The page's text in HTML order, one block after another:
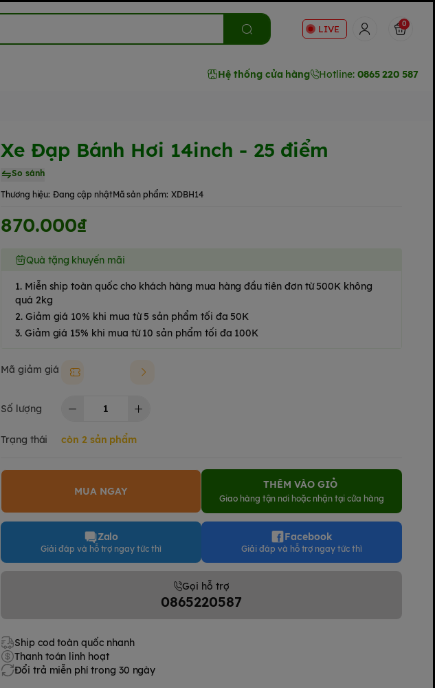
LIVE 0
Hệ thống cửa hàng Hotline: 0865 220 587
Xe Đạp Bánh Hơi 14inch - 25 điểm
So sánh
Thương hiệu: Đang cập nhậtMã sản phẩm: XDBH14
870.000₫
Quà tặng khuyến mãi
1. Miễn ship toàn quốc cho khách hàng mua hàng đầu tiên đơn từ 500K không
quá 2kg
2. Giảm giá 10% khi mua từ 5 sản phẩm tối đa 50K
3. Giảm giá 15% khi mua từ 10 sản phẩm tối đa 100K
Mã giảm giá Moki50k
Số lượng
Trạng thái còn 2 sản phẩm
MUA NGAY
THÊM VÀO GIỎ
Giao hàng tận nơi hoặc nhận tại cửa hàng
Zalo
Giải đáp và hỗ trợ ngay tức thì
Facebook
Giải đáp và hỗ trợ ngay tức thì
Gọi hỗ trợ
0865220587
Ship cod toàn quốc nhanh
Thanh toán linh hoạt
Đổi trả miễn phí trong 30 ngày